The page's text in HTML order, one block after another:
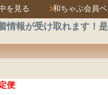
を見る 和ちゃぶ会員
情報が受け取れます！
便